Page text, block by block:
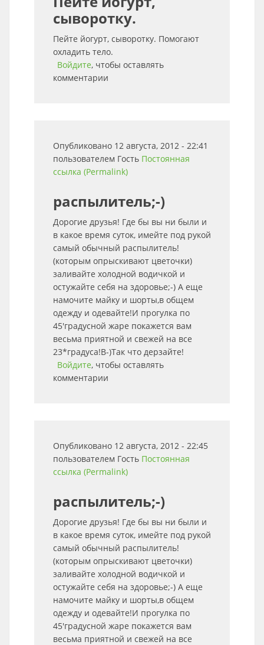
сыворотку.
Пейте йогурт, сыворотку. Помогают
охладить тело.
Войдите, чтобы оставлять
комментарии
Опубликовано 12 августа, 2012 - 22:41
пользователем Гость Постоянная
ссылка (Permalink)
распылитель;-)
Дорогие друзья! Где бы вы ни были и
в какое время суток, имейте под рукой
самый обычный распылитель!
(которым опрыскивают цветочки)
заливайте холодной водичкой и
остужайте себя на здоровье;-) А еще
намочите майку и шорты,в общем
одежду и одевайте!И прогулка по
45'градусной жаре покажется вам
весьма приятной и свежей на все
23*градуса!B-)Так что дерзайте!
Войдите, чтобы оставлять
комментарии
Опубликовано 12 августа, 2012 - 22:45
пользователем Гость Постоянная
ссылка (Permalink)
распылитель;-)
Дорогие друзья! Где бы вы ни были и
в какое время суток, имейте под рукой
самый обычный распылитель!
(которым опрыскивают цветочки)
заливайте холодной водичкой и
остужайте себя на здоровье;-) А еще
намочите майку и шорты,в общем
одежду и одевайте!И прогулка по
45'градусной жаре покажется вам
весьма приятной и свежей на все